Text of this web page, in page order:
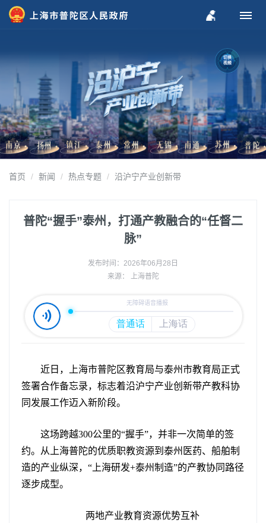
切换
视频
首页 新闻 热点专题 沿沪宁产业创新带
普陀“握手”泰州，打通产教融合的“任督二
脉”
发布时间：2026年06月28日
来源： 上海普陀
近日，上海市普陀区教育局与泰州市教育局正式
签署合作备忘录，标志着沿沪宁产业创新带产教科协
同发展工作迈入新阶段。
这场跨越300公里的“握手”，并非一次简单的签
约。从上海普陀的优质职教资源到泰州医药、船舶制
造的产业纵深，“上海研发+泰州制造”的产教协同路径
逐步成型。
两地产业教育资源优势互补